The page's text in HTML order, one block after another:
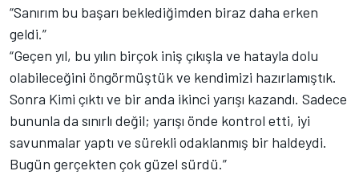
“Sanırım bu başarı beklediğimden biraz daha erken
geldi.”
“Geçen yıl, bu yılın birçok iniş çıkışla ve hatayla dolu
olabileceğini öngörmüştük ve kendimizi hazırlamıştık.
Sonra Kimi çıktı ve bir anda ikinci yarışı kazandı. Sadece
bununla da sınırlı değil; yarışı önde kontrol etti, iyi
savunmalar yaptı ve sürekli odaklanmış bir haldeydi.
Bugün gerçekten çok güzel sürdü.”